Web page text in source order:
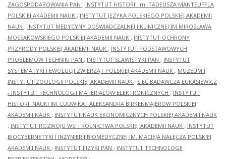
ZAGOSPODAROWANIA PAN ; INSTYTUT HISTORII im. TADEUSZA MANTEUFFLA
POLSKIEJ AKADEMII NAUK ; INSTYTUT JĘZYKA POLSKIEGO POLSKIEJ AKADEMII
NAUK ; INSTYTUT MEDYCYNY DOŚWIADCZALNEJ I KLINICZNEJ IM.MIROSŁAWA
MOSSAKOWSKIEGO POLSKIEJ AKADEMII NAUK ; INSTYTUT OCHRONY
PRZYRODY POLSKIEJ AKADEMII NAUK ; INSTYTUT PODSTAWOWYCH
PROBLEMÓW TECHNIKI PAN ; INSTYTUT SLAWISTYKI PAN ; INSTYTUT
SYSTEMATYKI I EWOLUCJI ZWIERZĄT POLSKIEJ AKADEMII NAUK ; MUZEUM I
INSTYTUT ZOOLOGII POLSKIEJ AKADEMII NAUK ; SIEĆ BADAWCZA ŁUKASIEWICZ
- INSTYTUT TECHNOLOGII MATERIAŁÓW ELEKTRONICZNYCH ; INSTYTUT
HISTORII NAUKI IM. LUDWIKA I ALEKSANDRA BIRKENMAJERÓW POLSKIEJ
AKADEMII NAUK ; INSTYTUT NAUK EKONOMICZNYCH POLSKIEJ AKADEMII NAUK
; INSTYTUT ROZWOJU WSI I ROLNICTWA POLSKIEJ AKADEMII NAUK ; INSTYTUT
BIOCYBERNETYKI I INŻYNIERII BIOMEDYCZNEJ IM. MACIEJA NAŁĘCZA POLSKIEJ
AKADEMII NAUK ; INSTYTUT FIZYKI PAN ; INSTYTUT TECHNOLOGII